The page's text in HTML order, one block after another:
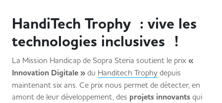
HandiTech Trophy : vive les
technologies inclusives !
La Mission Handicap de Sopra Steria soutient le prix «
Innovation Digitale » du Handitech Trophy depuis
maintenant six ans. Ce prix nous permet de détecter, en
amont de leur développement, des projets innovants qui